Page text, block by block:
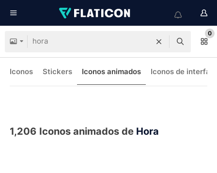
0
Iconos Stickers Iconos animados Iconos de interfaz
1,206 Iconos animados de Hora